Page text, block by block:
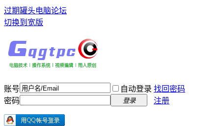
过期罐头电脑论坛
切换到宽版
账号 自动登录 找回密码
密码
登录 注册